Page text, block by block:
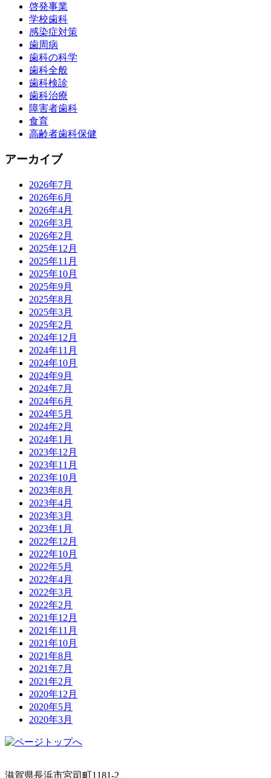
啓発事業
学校歯科
感染症対策
歯周病
歯科の科学
歯科全般
歯科検診
歯科治療
障害者歯科
食育
高齢者歯科保健
アーカイブ
2026年7月
2026年6月
2026年4月
2026年3月
2026年2月
2025年12月
2025年11月
2025年10月
2025年9月
2025年8月
2025年3月
2025年2月
2024年12月
2024年11月
2024年10月
2024年9月
2024年7月
2024年6月
2024年5月
2024年2月
2024年1月
2023年12月
2023年11月
2023年10月
2023年8月
2023年4月
2023年3月
2023年1月
2022年12月
2022年10月
2022年5月
2022年4月
2022年3月
2022年2月
2021年12月
2021年11月
2021年10月
2021年8月
2021年7月
2021年2月
2020年12月
2020年5月
2020年3月
滋賀県長浜市宮司町1181-2